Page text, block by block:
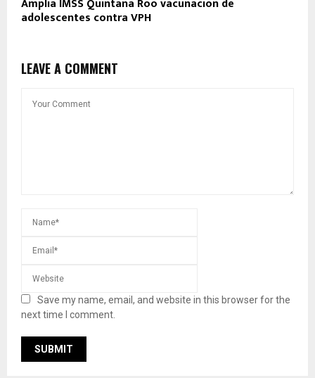
Amplía IMSS Quintana Roo vacunación de
adolescentes contra VPH
LEAVE A COMMENT
Save my name, email, and website in this browser for the
next time I comment.